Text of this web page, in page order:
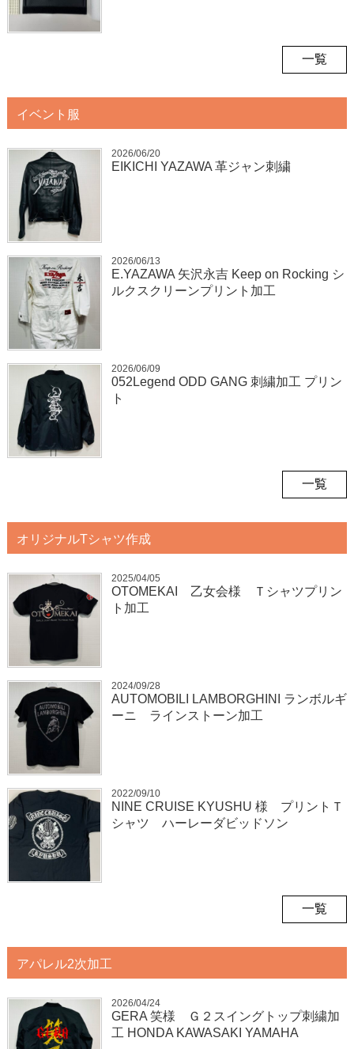
一覧
イベント服
2026/06/20
EIKICHI YAZAWA 革ジャン刺繍
2026/06/13
E.YAZAWA 矢沢永吉 Keep on Rocking シ
ルクスクリーンプリント加工
2026/06/09
052Legend ODD GANG 刺繍加工 プリン
ト
一覧
オリジナルTシャツ作成
2025/04/05
OTOMEKAI 乙女会様 Ｔシャツプリン
ト加工
2024/09/28
AUTOMOBILI LAMBORGHINI ランボルギ
ーニ ラインストーン加工
2022/09/10
NINE CRUISE KYUSHU 様 プリントＴ
シャツ ハーレーダビッドソン
一覧
アパレル2次加工
2026/04/24
GERA 笑様 Ｇ２スイングトップ刺繍加
工 HONDA KAWASAKI YAMAHA